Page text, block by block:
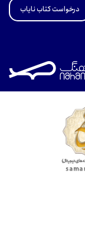
درخواست کتاب نایاب